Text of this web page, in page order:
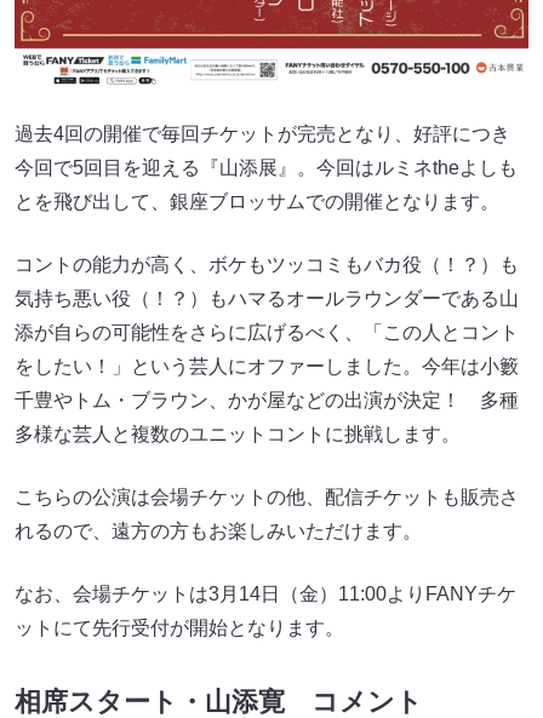
過去4回の開催で毎回チケットが完売となり、好評につき
今回で5回目を迎える『山添展』。今回はルミネtheよしも
とを飛び出して、銀座ブロッサムでの開催となります。
コントの能力が高く、ボケもツッコミもバカ役（！？）も
気持ち悪い役（！？）もハマるオールラウンダーである山
添が自らの可能性をさらに広げるべく、「この人とコント
をしたい！」という芸人にオファーしました。今年は小籔
千豊やトム・ブラウン、かが屋などの出演が決定！ 多種
多様な芸人と複数のユニットコントに挑戦します。
こちらの公演は会場チケットの他、配信チケットも販売さ
れるので、遠方の方もお楽しみいただけます。
なお、会場チケットは3月14日（金）11:00よりFANYチケ
ットにて先行受付が開始となります。
相席スタート・山添寛 コメント